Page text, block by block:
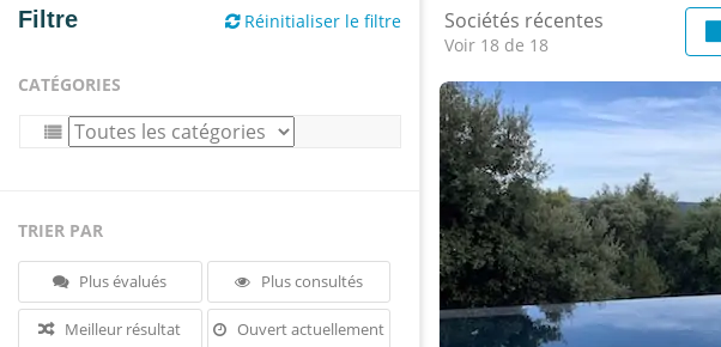
Filtre Réinitialiser le filtre
CATÉGORIES
TRIER PAR
Plus évalués Plus consultés
Meilleur résultat Ouvert actuellement
Sociétés récentes
Voir 18 de 18